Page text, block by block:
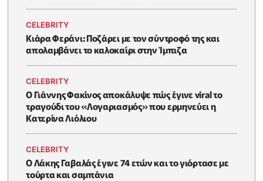
CELEBRITY
Κιάρα Φεράνι: Ποζάρει με τον σύντροφό της και
απολαμβάνει το καλοκαίρι στην Ίμπιζα
CELEBRITY
Ο Γιάννης Φακίνος αποκάλυψε πώς έγινε viral το
τραγούδι του «Λογαριασμός» που ερμηνεύει η
Κατερίνα Λιόλιου
CELEBRITY
Ο Λάκης Γαβαλάς έγινε 74 ετών και το γιόρτασε με
τούρτα και σαμπάνια